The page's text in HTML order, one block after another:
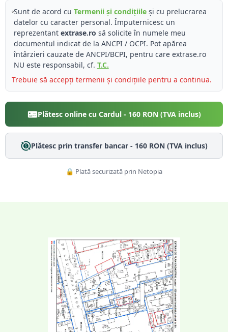
Sunt de acord cu Termenii și condițiileși cu prelucrarea
datelor cu caracter personal. Împuternicesc un
reprezentant extrase.ro să solicite în numele meu
documentul indicat de la ANCPI / OCPI. Pot apărea
întârzieri cauzate de ANCPI/BCPI, pentru care extrase.ro
NU este responsabil, cf. T.C.
Trebuie să accepți termenii și condițiile pentru a continua.
Plătesc online cu Cardul - 160RON (TVA inclus)
Plătesc prin transfer bancar - 160RON (TVA inclus)
🔒 Plată securizată prin Netopia